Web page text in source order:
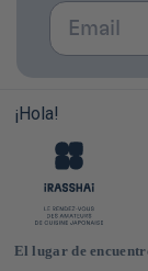
Email
¡Hola!
El lugar de